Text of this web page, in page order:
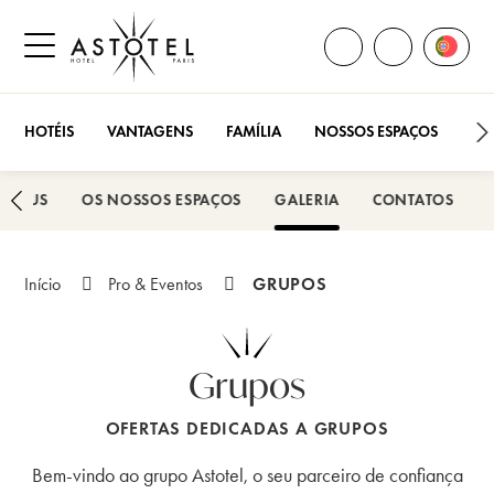
Abrir o menu lateral
ABRIR TODOS OS
LIGUE PARA
Abrir
HOTÉIS VANTAGENS FAMÍLIA NOSSOS ESPAÇOS
OS NOSSOS ESPAÇOS GALERIA CONTATOS
Início Pro & Eventos GRUPOS
Grupos
OFERTAS DEDICADAS A GRUPOS
Bem-vindo ao grupo Astotel, o seu parceiro de confiança